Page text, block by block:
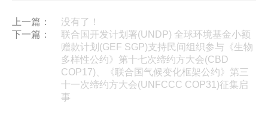
上一篇：
没有了！
下一篇：
联合国开发计划署(UNDP) 全球环境基金小额
赠款计划(GEF SGP)支持民间组织参与《生物
多样性公约》第十七次缔约方大会(CBD
COP17)、《联合国气候变化框架公约》第三
十一次缔约方大会(UNFCCC COP31)征集启
事